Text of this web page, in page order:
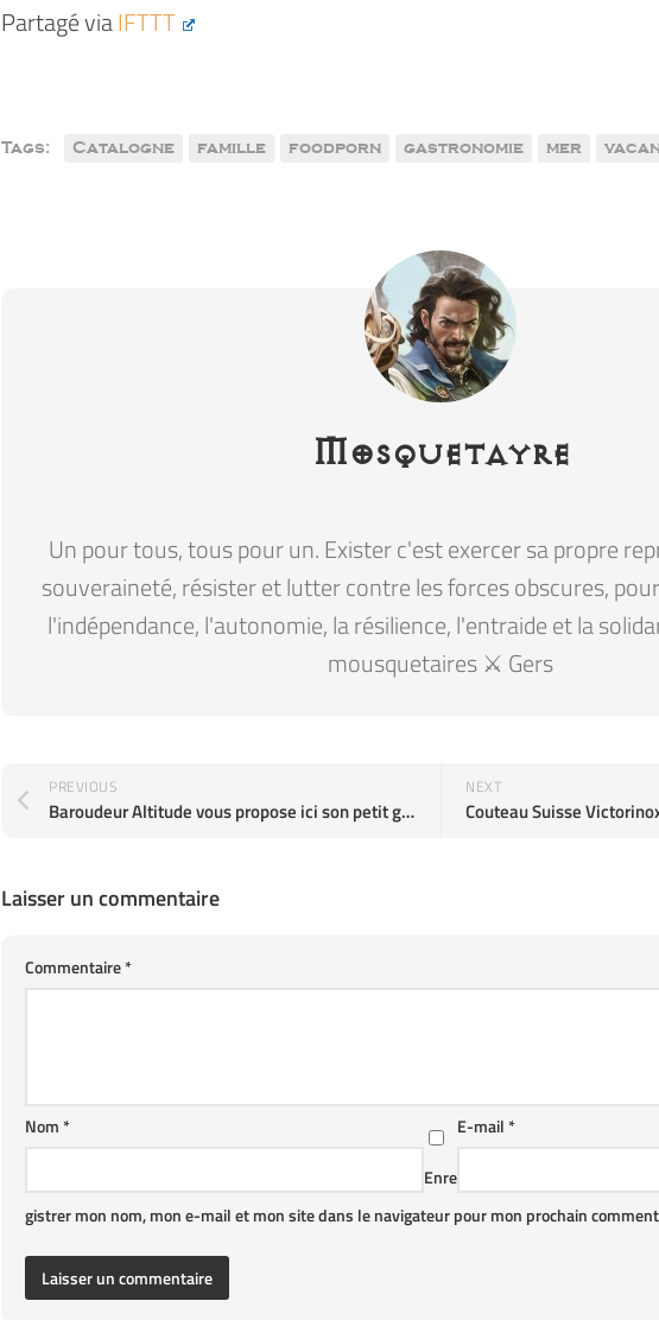
Partagé viaIFTTT
Tags: Catalogne famille foodporn gastronomie mer
Mosquetayre
Un pour tous, tous pour un. Exister c'est exercer sa propre
souveraineté, résister et lutter contre les forces obscures,
l'indépendance, l'autonomie, la résilience, l'entraide et la
mousquetaires ⚔️ Gers
NEXT
Couteau Suisse
PREVIOUS
Baroudeur Altitude vous propose ici son petit guide de survie en pleine nature
Laisser un commentaire
Commentaire*
E-mail*
Nom*
Enre
gistrer mon nom, mon e-mail et mon site dans le navigateur pour mon prochain